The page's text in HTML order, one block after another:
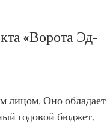
«Ворота Эд-
лицом. Оно обладает
годовой бюджет.